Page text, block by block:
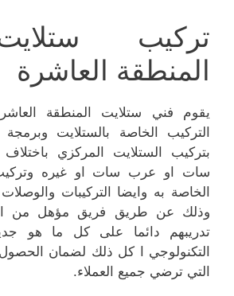
تركيب
المنطقة العاشرة
يقوم فني ستلايت المنطقة
التركيب الخاصة بالستلايت
بتركيب الستلايت المركزي
سات او عرب سات او غيره
الخاصة به وايضا التركيبات
وذلك عن طريق فريق مؤهل من
تدريبهم دائما على كل ما هو
التكنولوجي ا كل ذلك لضمان
التي ترضي جميع العملاء.